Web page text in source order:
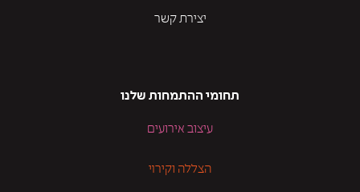
יצירת קשר
תחומי ההתמחות שלנו
עיצוב אירועים
הצללה וקירוי